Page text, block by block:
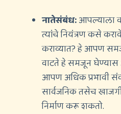
नातेसंबंध:आपल्याला
त्यांचे नियंत्रण कसे
कराव्यात? हे आपण
वाटते हे समजून
आपण अधिक प्रभावी
सार्वजनिक तसेच
निर्माण करू शकतो.